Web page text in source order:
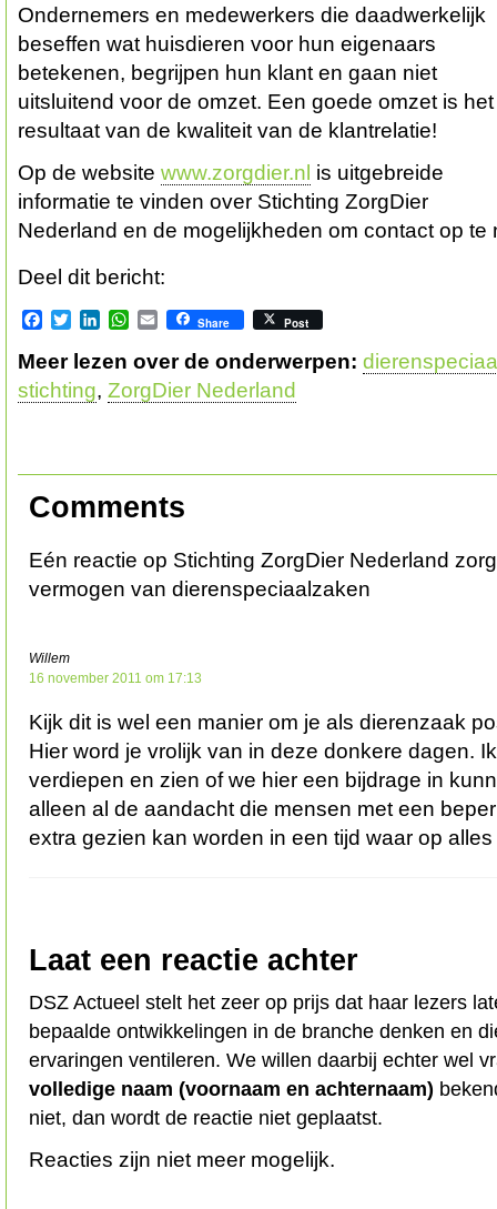
Ondernemers en medewerkers die daadwerkelijk
beseffen wat huisdieren voor hun eigenaars
betekenen, begrijpen hun klant en gaan niet
uitsluitend voor de omzet. Een goede omzet is het
resultaat van de kwaliteit van de klantrelatie!
Op de website www.zorgdier.nl is uitgebreide
informatie te vinden over Stichting ZorgDier
Nederland en de mogelijkheden om contact op te
Deel dit bericht:
Facebook
TwitterLinkedInWhatsApp
EmailShare Post
Meer lezen over de onderwerpen:
stichting, ZorgDier Nederland
Comments
Eén reactie op Stichting ZorgDier Nederland
vermogen van dierenspeciaalzaken
Willem
16 november 2011 om 17:13
Kijk dit is wel een manier om je als dierenzaak
Hier word je vrolijk van in deze donkere dagen.
verdiepen en zien of we hier een bijdrage in
alleen al de aandacht die mensen met een
extra gezien kan worden in een tijd waar op
Laat een reactie achter
DSZ Actueel stelt het zeer op prijs dat haar lezers
bepaalde ontwikkelingen in de branche denken en
ervaringen ventileren. We willen daarbij echter wel
volledige naam (voornaam en achternaam)
niet, dan wordt de reactie niet geplaatst.
Reacties zijn niet meer mogelijk.